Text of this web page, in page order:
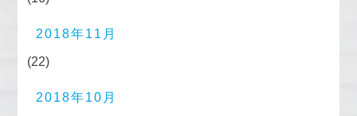
2018年11月
(22)
2018年10月